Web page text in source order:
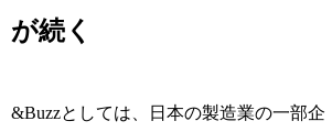
が続く
&Buzzとしては、日本の製造業の一部企